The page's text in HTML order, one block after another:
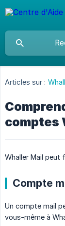
Articles sur :
comptes
Whaller Mail peut
Compte
Un compte mail
vous-même à